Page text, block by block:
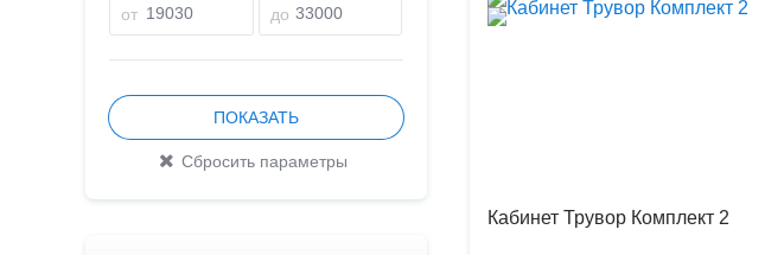
от до
Кабинет Трувор Комплект 2